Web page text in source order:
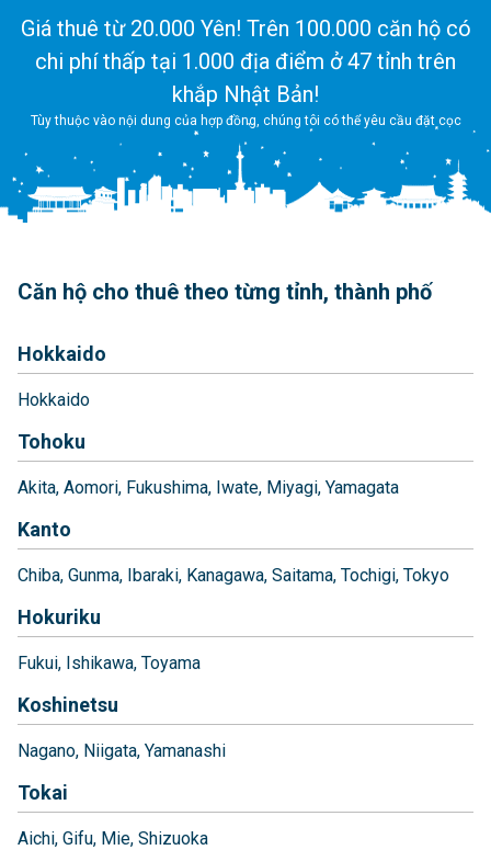
Giá thuê từ 20.000 Yên! Trên 100.000 căn hộ có
chi phí thấp tại 1.000 địa điểm ở 47 tỉnh trên
khắp Nhật Bản!
Tùy thuộc vào nội dung của hợp đồng, chúng tôi có thể yêu cầu đặt cọc
Căn hộ cho thuê theo từng tỉnh, thành phố
Hokkaido
Hokkaido
Tohoku
Akita Aomori Fukushima Iwate Miyagi Yamagata
Kanto
Chiba Gunma Ibaraki Kanagawa Saitama Tochigi Tokyo
Hokuriku
Fukui Ishikawa Toyama
Koshinetsu
Nagano Niigata Yamanashi
Tokai
Aichi Gifu Mie Shizuoka